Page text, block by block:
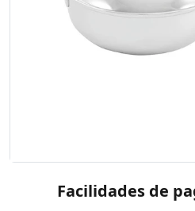
Facilidades de